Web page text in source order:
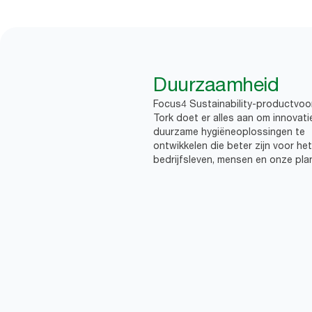
Duurzaamheid
Focus4 Sustainability-
Tork doet er alles aan om
duurzame hygiëneoplossingen te
ontwikkelen die beter zijn voor het
bedrijfsleven, mensen en onze